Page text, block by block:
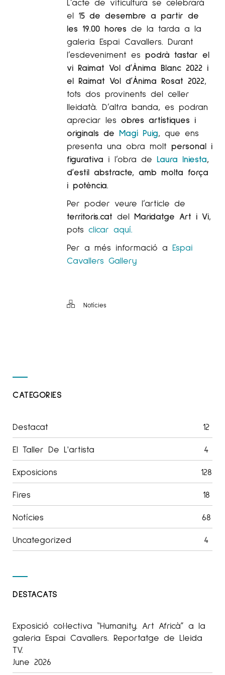
el 15 de desembre a partir de
les 19.00 hores de la tarda a la
galeria Espai Cavallers. Durant
l’esdeveniment es podrà tastar el
vi Raimat Vol d’Ànima Blanc 2022 i
el Raimat Vol d’Ànima Rosat 2022,
tots dos provinents del celler
lleidatà. D’altra banda, es podran
apreciar les obres artístiques i
originals de Magí Puig, que ens
presenta una obra molt personal i
figurativa i l’obra de Laura Iniesta,
d’estil abstracte, amb molta força
i potència.
Per poder veure l’article de
territoris.cat del Maridatge Art i Vi,
pots clicar aquí.
Per a més informació a Espai
Cavallers Gallery
Notícies
CATEGORIES
Destacat 12
El Taller De L'artista 4
Exposicions 128
Fires 18
Notícies 68
Uncategorized 4
DESTACATS
Exposició col·lectiva “Humanity. Art Africà” a la
galeria Espai Cavallers. Reportatge de Lleida
TV.
June 2026